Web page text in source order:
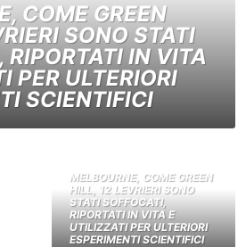
COME GREEN
SONO STATI
RIPORTATI IN VITA
PER ULTERIORI
SCIENTIFICI
MELBOURNE, COME GREEN
HILL, 12 LEVRIERI SONO
STATI SOFFOCATI,
RIPORTATI IN VITA E
UTILIZZATI PER ULTERIORI
ESPERIMENTI SCIENTIFICI